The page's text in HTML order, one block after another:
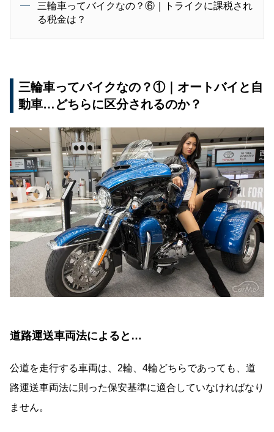
三輪車ってバイクなの？⑥｜トライクに課税され
る税金は？
三輪車ってバイクなの？①｜オートバイと自
動車…どちらに区分されるのか？
道路運送車両法によると…
公道を走行する車両は、2輪、4輪どちらであっても、道
路運送車両法に則った保安基準に適合していなければなり
ません。